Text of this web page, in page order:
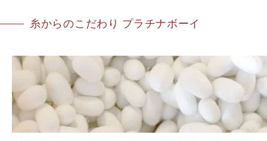
糸からのこだわり プラチナボーイ